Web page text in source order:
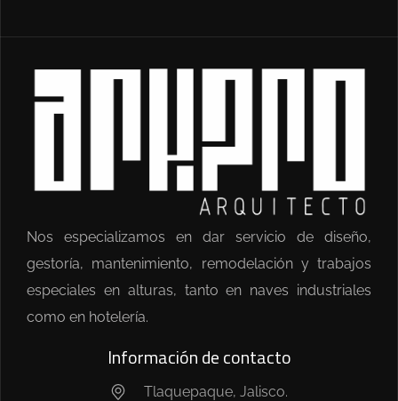
Nos especializamos en dar servicio de diseño,
gestoría, mantenimiento, remodelación y trabajos
especiales en alturas, tanto en naves industriales
como en hotelería.
Información de contacto
Tlaquepaque, Jalisco.